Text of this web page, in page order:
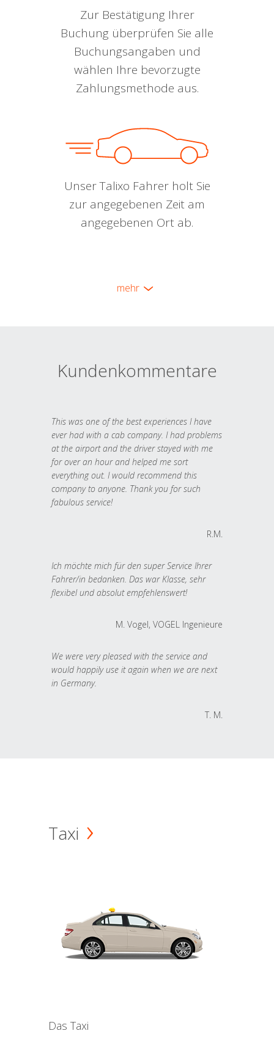
Zur Bestätigung Ihrer
Buchung überprüfen Sie alle
Buchungsangaben und
wählen Ihre bevorzugte
Zahlungsmethode aus.
Unser Talixo Fahrer holt Sie
zur angegebenen Zeit am
angegebenen Ort ab.
mehr
Kundenkommentare
This was one of the best experiences I have
ever had with a cab company. I had problems
at the airport and the driver stayed with me
for over an hour and helped me sort
everything out. I would recommend this
company to anyone. Thank you for such
fabulous service!
R.M.
Ich möchte mich für den super Service Ihrer
Fahrer/in bedanken. Das war Klasse, sehr
flexibel und absolut empfehlenswert!
M. Vogel, VOGEL Ingenieure
We were very pleased with the service and
would happily use it again when we are next
in Germany.
T. M.
Taxi
Das Taxi